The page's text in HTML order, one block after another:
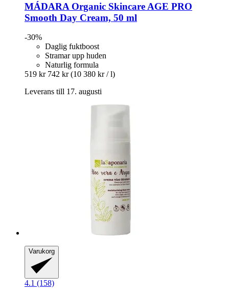
MÁDARA Organic Skincare AGE PRO
Smooth Day Cream, 50 ml
-30%
Daglig fuktboost
Stramar upp huden
Naturlig formula
519 kr 742 kr (10 380 kr / l)
Leverans till 17. augusti
Varukorg
4.1 (158)